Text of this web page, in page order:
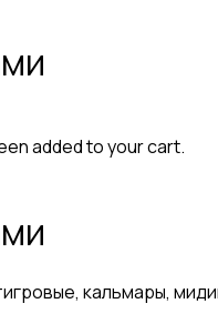
added to your cart.
кальмары,